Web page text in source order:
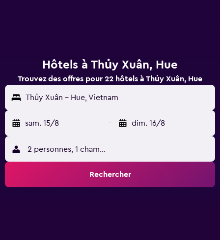
Hôtels à Thủy Xuân, Hue
Trouvez des offres pour 22 hôtels à Thủy Xuân, Hue
Thủy Xuân - Hue, Vietnam
sam. 15/8 - dim. 16/8
2 personnes, 1 chambre
Rechercher